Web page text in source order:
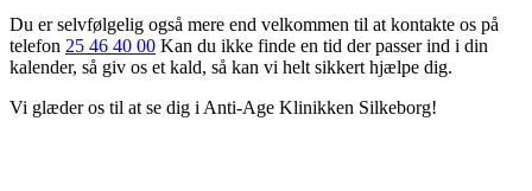
Du er selvfølgelig også mere end velkommen til at kontakte os på
telefon 25 46 40 00 Kan du ikke finde en tid der passer ind i din
kalender, så giv os et kald, så kan vi helt sikkert hjælpe dig.
Vi glæder os til at se dig i Anti-Age Klinikken Silkeborg!